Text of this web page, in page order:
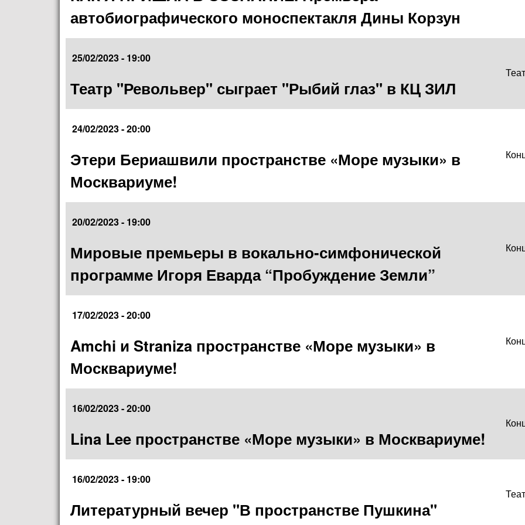
автобиографического моноспектакля Дины Корзун
25/02/2023 - 19:00
Театр "Револьвер" сыграет "Рыбий глаз" в КЦ ЗИЛ
24/02/2023 - 20:00
Этери Бериашвили пространстве «Море музыки» в
Москвариуме!
20/02/2023 - 19:00
Мировые премьеры в вокально-симфонической
программе Игоря Еварда “Пробуждение Земли”
17/02/2023 - 20:00
Amchi и Straniza пространстве «Море музыки» в
Москвариуме!
16/02/2023 - 20:00
Lina Lee пространстве «Море музыки» в Москвариуме!
16/02/2023 - 19:00
Литературный вечер "В пространстве Пушкина"